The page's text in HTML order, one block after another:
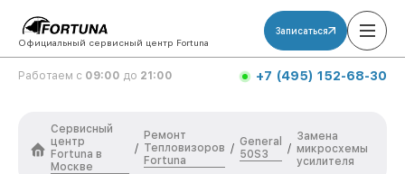
Официальный сервисный центр Fortuna
Записаться
Работаем с 09:00 до 21:00 +7 (495) 152-68-30
Сервисный
центр
Fortuna в
Москве
/
Ремонт
Тепловизоров
Fortuna
/
General
50S3
/
Замена
микросхемы
усилителя